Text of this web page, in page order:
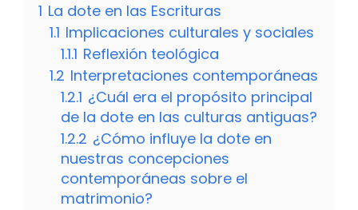
1 La dote en las Escrituras
1.1 Implicaciones culturales y sociales
1.1.1 Reflexión teológica
1.2 Interpretaciones contemporáneas
1.2.1 ¿Cuál era el propósito principal
de la dote en las culturas antiguas?
1.2.2 ¿Cómo influye la dote en
nuestras concepciones
contemporáneas sobre el
matrimonio?